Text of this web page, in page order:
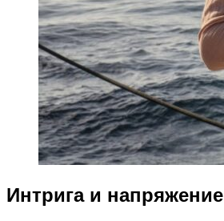
Интрига и напряжение